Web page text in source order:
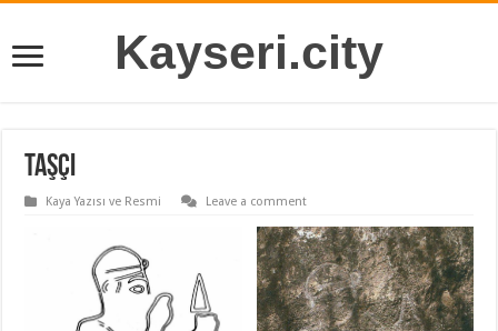
Kayseri.city
Taşçı
Kaya Yazısı ve Resmi Leave a comment